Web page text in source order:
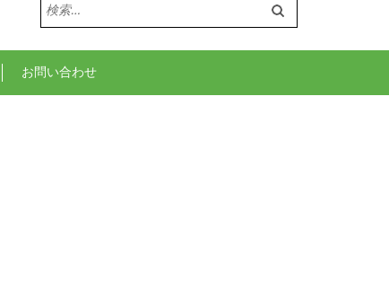
索:
お問い合わせ